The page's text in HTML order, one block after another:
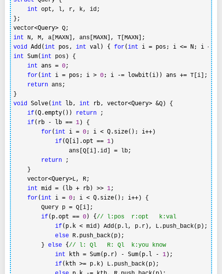
int opt, l, r, k, id;
};
vector<Query>
int
void Add(int pos, int val) { for(int i = pos; i <= N; i +=
int Sum(int pos) {
int ans = 0;
for(int i = pos; i > 0; i -= lowbit(i)) ans += T[i];
return ans;
void Solve(int lb, int rb, vector<Query> &Q) {
if(Q.empty()) return ;
if(rb - lb == 1) {
for(int i = 0; i < Q.size(); i++)
if(Q[i].opt == 1)
                ans[Q[i].id]
= lb;
return ;
    }
    vector
<Query>L, R;
int mid = (lb + rb) >> 1;
for(int i = 0; i < Q.size(); i++) {
        Query p
= Q[i];
if(p.opt == 0) {// l:pos  r:opt   k:val
if(p.k < mid) Add(p.l, p.r), L.push_back(p);
else R.push_back(p);
        }
else {// l: Ql   R: Ql  k:you know
int kth = Sum(p.r) - Sum(p.l - 1);
if(kth >= p.k) L.push_back(p);